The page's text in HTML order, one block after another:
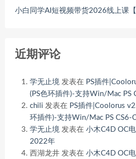
小白同学AI短视频带货2026线上课
近期评论
学无止境 发表在 PS插件
(PS色环插件)-支持Win/Mac PS
chili 发表在 PS插件|Coolorus
环插件)-支持Win/Mac PS CS6-
学无止境 发表在 小木C4D OC
2022年
西湖龙井 发表在 小木C4D OC